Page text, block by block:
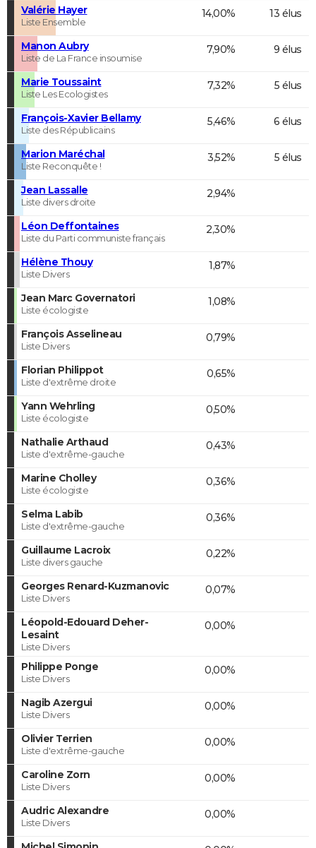
Valérie Hayer
Liste Ensemble
14,00% 13 élus
Manon Aubry
Liste de La France insoumise
7,90% 9 élus
Marie Toussaint
Liste Les Ecologistes
7,32% 5 élus
François-Xavier Bellamy
Liste des Républicains
5,46% 6 élus
Marion Maréchal
Liste Reconquête !
3,52% 5 élus
Jean Lassalle
Liste divers droite
2,94%
Léon Deffontaines
Liste du Parti communiste français
2,30%
Hélène Thouy
Liste Divers
1,87%
Jean Marc Governatori
Liste écologiste
1,08%
François Asselineau
Liste Divers
0,79%
Florian Philippot
Liste d'extrême droite
0,65%
Yann Wehrling
Liste écologiste
0,50%
Nathalie Arthaud
Liste d'extrême-gauche
0,43%
Marine Cholley
Liste écologiste
0,36%
Selma Labib
Liste d'extrême-gauche
0,36%
Guillaume Lacroix
Liste divers gauche
0,22%
Georges Renard-Kuzmanovic
Liste Divers
0,07%
Léopold-Edouard Deher-
Lesaint
Liste Divers
0,00%
Philippe Ponge
Liste Divers
0,00%
Nagib Azergui
Liste Divers
0,00%
Olivier Terrien
Liste d'extrême-gauche
0,00%
Caroline Zorn
Liste Divers
0,00%
Audric Alexandre
Liste Divers
0,00%